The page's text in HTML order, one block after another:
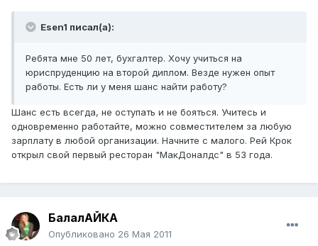
Esen1 писал(а):
Ребята мне 50 лет, бухгалтер. Хочу учиться на
юриспруденцию на второй диплом. Везде нужен опыт
работы. Есть ли у меня шанс найти работу?
Шанс есть всегда, не оступать и не бояться. Учитесь и
одновременно работайте, можно совместителем за любую
зарплату в любой организации. Начните с малого. Рей Крок
открыл свой первый ресторан "МакДоналдс" в 53 года.
БалалАЙКА
Опубликовано 26 Мая 2011